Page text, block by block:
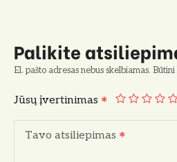
Palikite
El. pašto adresas nebus skelbiamas.
Jūsų įvertinimas
Tavo atsiliepimas